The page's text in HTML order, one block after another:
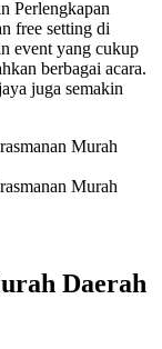
Perlengkapan
free setting di
event yang cukup
berbagai acara.
juga semakin
Daerah